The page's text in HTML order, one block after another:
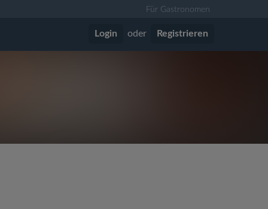
Für Gastronomen
Login oder Registrieren